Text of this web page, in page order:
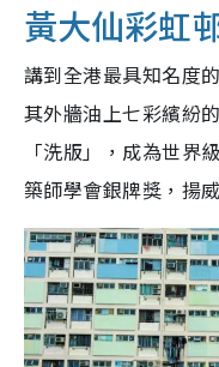
黃大仙彩虹
講到全港最具知名度
其外牆油上七彩繽紛
「洗版」，成為世界
築師學會銀牌獎，揚